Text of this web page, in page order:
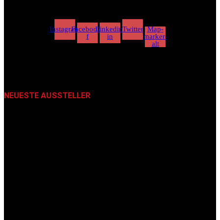
InstagramFacebook-
f
Linkedin-
in
Twitter Map-
marker-
alt
NEUESTE AUSSTELLER